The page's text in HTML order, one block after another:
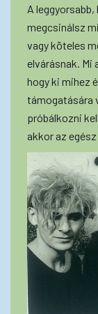
A
megcsinálsz
vagy köteles
elvárásnak.
hogy ki mihez
támogatására
próbálkozni
akkor az